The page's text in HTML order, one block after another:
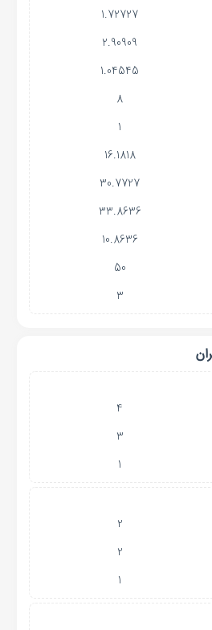
1.72727
2.90909
1.04545
8
1
16.1818
30.7727
33.8636
10.8636
50
3
4
3
1
2
2
1